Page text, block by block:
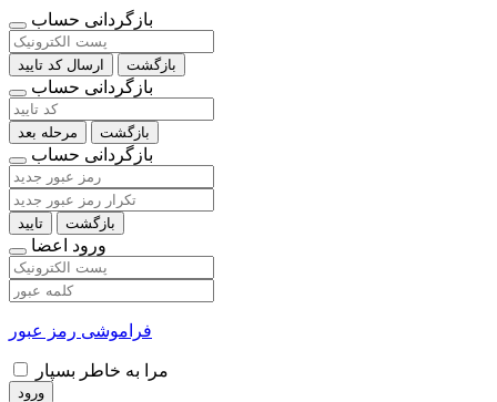
بازگردانی حساب
ارسال کد تایید بازگشت
بازگردانی حساب
مرحله بعد بازگشت
بازگردانی حساب
تایید بازگشت
ورود اعضا
فراموشی رمز عبور
مرا به خاطر بسپار
ورود